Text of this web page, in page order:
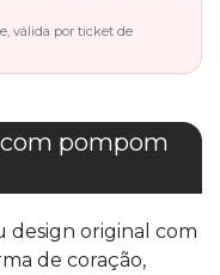
válida por ticket de
com pompom
design original com
de coração,